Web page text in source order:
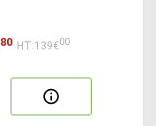
80 HT:139€00